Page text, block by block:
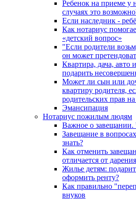
Ребенок на приеме у
случаях это
Если наследник -
Как нотариус
«детский вопрос»
"Если родители
он может
Квартира, дача, авто
подарить
Может ли сын или
квартиру родителя,
родительских прав
Эмансипация
Нотариус пожилым людям
Важное о завещании.
Завещание в
знать?
Как отменить
отличается от дарения
Жилье детям:
оформить ренту?
Как правильно
внуков